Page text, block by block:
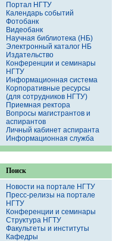
Портал НГТУ
Календарь событий
Фотобанк
Видеобанк
Научная библиотека (НБ)
Электронный каталог НБ
Издательство
Конференции и семинары
НГТУ
Информационная система
Корпоративные ресурсы
(для сотрудников НГТУ)
Приемная ректора
Вопросы магистрантов и
аспирантов
Личный кабинет аспиранта
Информационная служба
Поиск
Новости на портале НГТУ
Пресс-релизы на портале
НГТУ
Конференции и семинары
Структура НГТУ
Факультеты и институты
Кафедры